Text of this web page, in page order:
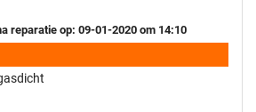
reparatie op: 09-01-2020 om 14:10